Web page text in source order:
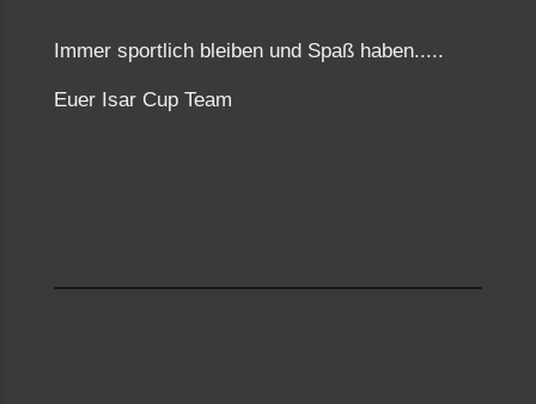
Immer sportlich bleiben und Spaß haben.....
Euer Isar Cup Team